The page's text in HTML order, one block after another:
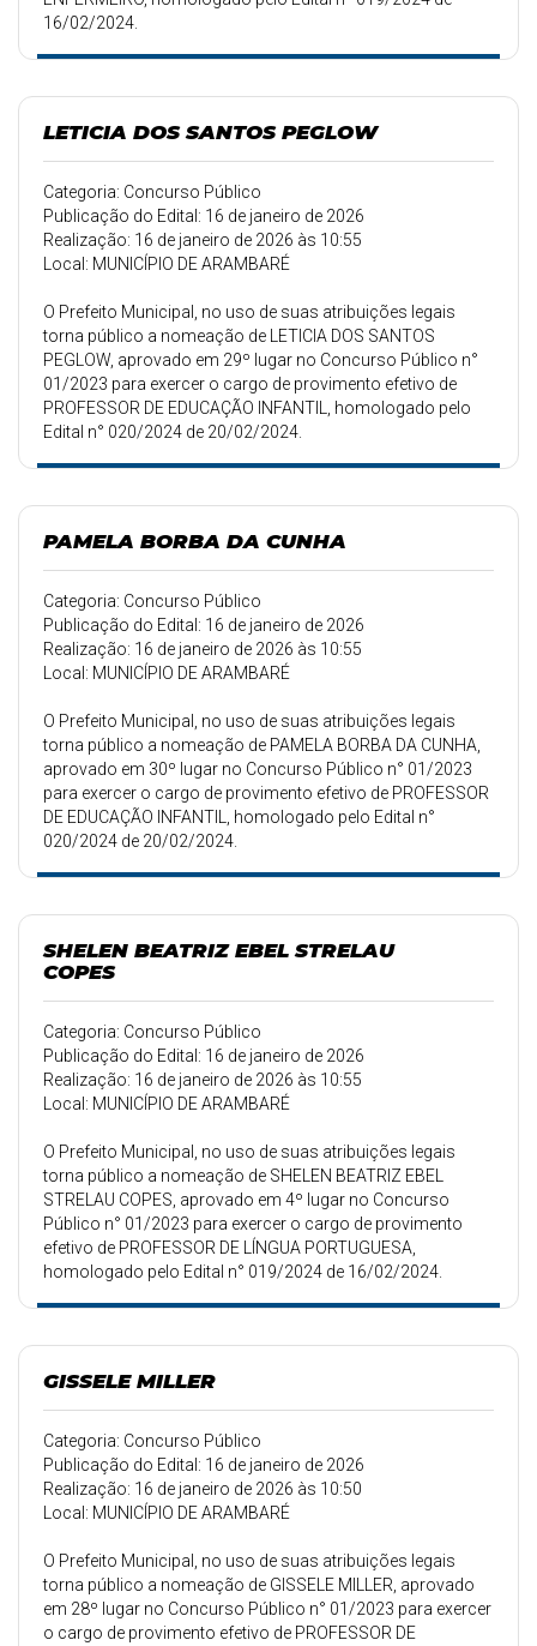
16/02/2024.
LETICIA DOS SANTOS PEGLOW
Categoria: Concurso Público
Publicação do Edital: 16 de janeiro de 2026
Realização: 16 de janeiro de 2026 às 10:55
Local: MUNICÍPIO DE ARAMBARÉ
O Prefeito Municipal, no uso de suas atribuições legais
torna público a nomeação de LETICIA DOS SANTOS
PEGLOW, aprovado em 29º lugar no Concurso Público n°
01/2023 para exercer o cargo de provimento efetivo de
PROFESSOR DE EDUCAÇÃO INFANTIL, homologado pelo
Edital n° 020/2024 de 20/02/2024.
PAMELA BORBA DA CUNHA
Categoria: Concurso Público
Publicação do Edital: 16 de janeiro de 2026
Realização: 16 de janeiro de 2026 às 10:55
Local: MUNICÍPIO DE ARAMBARÉ
O Prefeito Municipal, no uso de suas atribuições legais
torna público a nomeação de PAMELA BORBA DA CUNHA,
aprovado em 30º lugar no Concurso Público n° 01/2023
para exercer o cargo de provimento efetivo de PROFESSOR
DE EDUCAÇÃO INFANTIL, homologado pelo Edital n°
020/2024 de 20/02/2024.
SHELEN BEATRIZ EBEL STRELAU
COPES
Categoria: Concurso Público
Publicação do Edital: 16 de janeiro de 2026
Realização: 16 de janeiro de 2026 às 10:55
Local: MUNICÍPIO DE ARAMBARÉ
O Prefeito Municipal, no uso de suas atribuições legais
torna público a nomeação de SHELEN BEATRIZ EBEL
STRELAU COPES, aprovado em 4º lugar no Concurso
Público n° 01/2023 para exercer o cargo de provimento
efetivo de PROFESSOR DE LÍNGUA PORTUGUESA,
homologado pelo Edital n° 019/2024 de 16/02/2024.
GISSELE MILLER
Categoria: Concurso Público
Publicação do Edital: 16 de janeiro de 2026
Realização: 16 de janeiro de 2026 às 10:50
Local: MUNICÍPIO DE ARAMBARÉ
O Prefeito Municipal, no uso de suas atribuições legais
torna público a nomeação de GISSELE MILLER, aprovado
em 28º lugar no Concurso Público n° 01/2023 para exercer
o cargo de provimento efetivo de PROFESSOR DE